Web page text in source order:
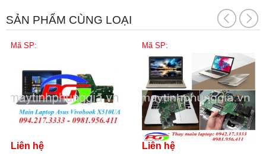
SẢN PHẨM CÙNG LOẠI
Mã SP:
Liên hệ
Mã SP:
Liên hệ